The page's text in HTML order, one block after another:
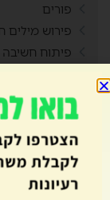
פורים
פירוש מילים
פיתוח חשיבה
פעילויות
פעילות שיא
צמדים
קאנבה
קובייה